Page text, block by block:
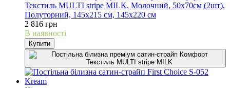
Текстиль MULTI stripe MILK, Молочний, 50х70см (2шт),
Полуторний, 145х215 см, 145х220 см
2 816 грн
В наявності
Купити